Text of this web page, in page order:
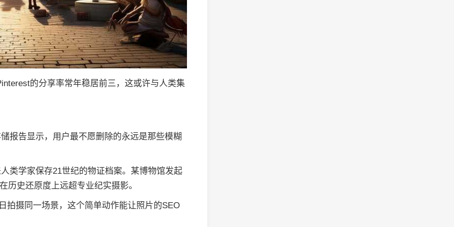
的分享率常年稳居前三，这或许与人类集
报告显示，用户最不愿删除的永远是那些模糊
类学家保存21世纪的物证档案。某博物馆发起
历史还原度上远超专业纪实摄影。
拍摄同一场景，这个简单动作能让照片的SEO